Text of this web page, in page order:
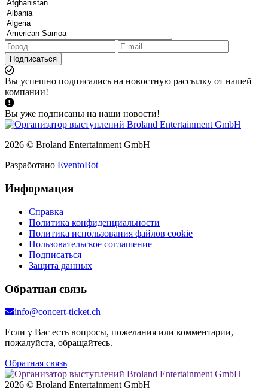
Подписаться
Вы успешно подписались на новостную рассылку от нашей
компании!
Вы уже подписаны на наши новости!
2026 © Broland Entertainment GmbH
Разработано EventoBot
Информация
Справка
Политика конфиденциальности
Политика использования файлов cookie
Пользовательское соглашение
Подписаться
Защита данных
Обратная связь
info@concert-ticket.ch
Если у Вас есть вопросы, пожелания или комментарии,
пожалуйста, обращайтесь.
Обратная связь
2026 © Broland Entertainment GmbH